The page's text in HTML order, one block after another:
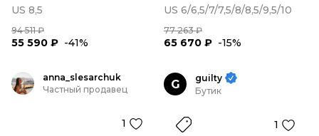
US 8,5
94 511 ₽
55 590 ₽ -41%
US 6/6,5/7/7,5/8/8,5/9,5/10
77 263 ₽
65 670 ₽ -15%
anna_slesarchuk
Частный продавец
1
G
guilty
Бутик
1